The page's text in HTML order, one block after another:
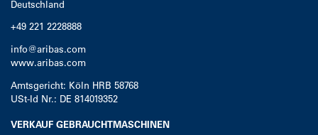
Deutschland
+49 221 2228888
info@aribas.com
www.aribas.com
Amtsgericht: Köln HRB 58768
USt-Id Nr.: DE 814019352
VERKAUF GEBRAUCHTMASCHINEN